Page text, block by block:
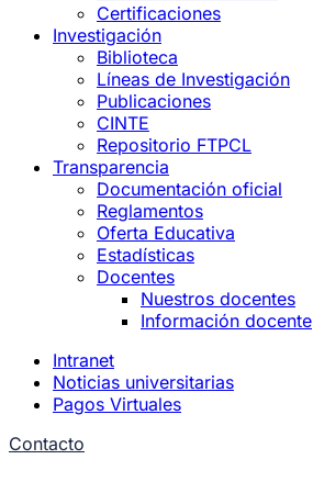
Certificaciones
Investigación
Biblioteca
Líneas de Investigación
Publicaciones
CINTE
Repositorio FTPCL
Transparencia
Documentación oficial
Reglamentos
Oferta Educativa
Estadísticas
Docentes
Nuestros docentes
Información docente
Intranet
Noticias universitarias
Pagos Virtuales
Contacto